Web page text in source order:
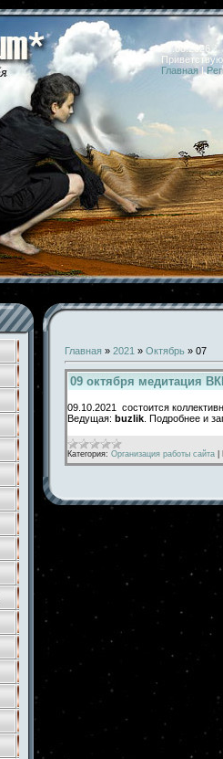
07.08.2026
Главная |
Главная » 2021 » Октябрь » 07
09 октября медитация
09.10.2021 состоится
Ведущая: buzlik . Подробнее и
Категория: Организация работы сайта